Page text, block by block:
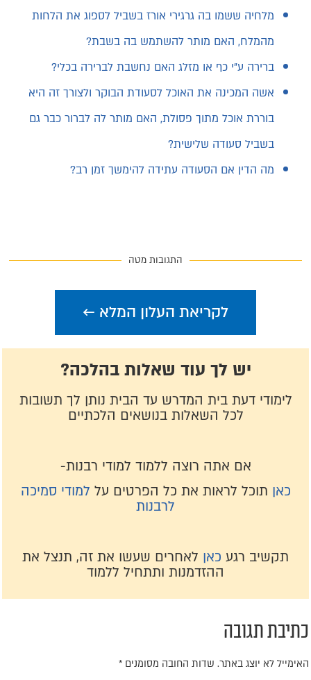
מלחיה ששמו בה גרגירי אורז בשביל לספוג את הלחות
מהמלח, האם מותר להשתמש בה בשבת?
ברירה ע"י כף או מזלג האם נחשבת לברירה בכלי?
אשה המכינה את האוכל לסעודת הבוקר ולצורך זה היא
בוררת אוכל מתוך פסולת, האם מותר לה לברור כבר גם
בשביל סעודה שלישית?
מה הדין אם הסעודה עתידה להימשך זמן רב?
התגובות מטה
לקריאת העלון המלא ←
יש לך עוד שאלות בהלכה?
לימודי דעת בית המדרש עד הבית נותן לך תשובות
לכל השאלות בנושאים הלכתיים
אם אתה רוצה ללמוד למודי רבנות-
כאןתוכל לראות את כל הפרטים על למודי סמיכה
לרבנות
תקשיב רגע כאןלאחרים שעשו את זה, תנצל את
ההזדמנות ותתחיל ללמוד
תגובה
לא יוצג באתר. שדות החובה מסומנים